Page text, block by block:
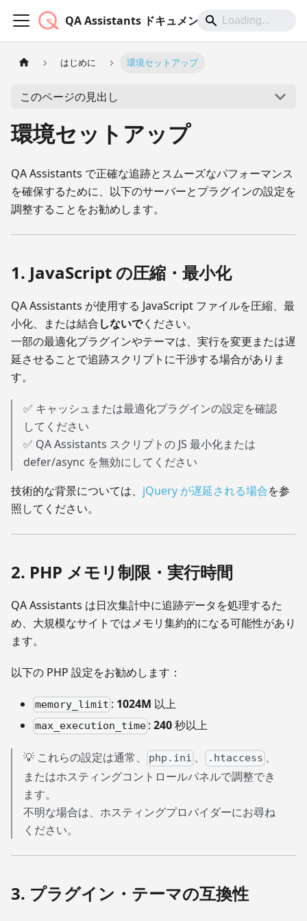
QA Assistants ドキュメント
はじめに 環境セットアップ
このページの見出し
環境セットアップ
QA Assistants で正確な追跡とスムーズなパフォーマンス
を確保するために、以下のサーバーとプラグインの設定を
調整することをお勧めします。
1. JavaScript の圧縮・最小化
QA Assistants が使用する JavaScript ファイルを圧縮、最
小化、または結合しないでください。
一部の最適化プラグインやテーマは、実行を変更または遅
延させることで追跡スクリプトに干渉する場合がありま
す。
✅ キャッシュまたは最適化プラグインの設定を確認
してください
✅ QA Assistants スクリプトの JS 最小化または
defer/async を無効にしてください
技術的な背景については、 jQuery が遅延される場合を参
照してください。
2. PHP メモリ制限・実行時間
QA Assistants は日次集計中に追跡データを処理するた
め、大規模なサイトではメモリ集約的になる可能性があり
ます。
以下の PHP 設定をお勧めします：
memory_limit : 1024M 以上
max_execution_time :240秒以上
💡 これらの設定は通常、 php.ini 、 .htaccess 、
またはホスティングコントロールパネルで調整でき
ます。
不明な場合は、ホスティングプロバイダーにお尋ね
ください。
3. プラグイン・テーマの互換性